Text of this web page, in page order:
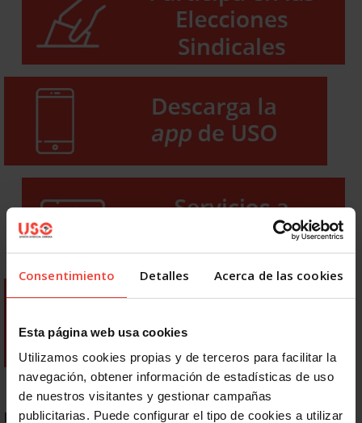
Consentimiento Detalles Acerca de las cookies
Esta página web usa cookies
Utilizamos cookies propias y de terceros para facilitar la
navegación, obtener información de estadísticas de uso
de nuestros visitantes y gestionar campañas
publicitarias. Puede configurar el tipo de cookies a utilizar
NOTICIAS MÁS LEÍDAS